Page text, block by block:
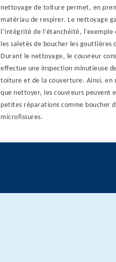
nettoyage de toiture permet, en
matériau de respirer. Le nettoyage
l’intégrité de l’étanchéité, l’exemple
les saletés de boucher les gouttières
Durant le nettoyage, le couvreur
effectue une inspection minutieuse
toiture et de la couverture. Ainsi, en
que nettoyer, les couvreurs peuvent
petites réparations comme boucher
microfissures.